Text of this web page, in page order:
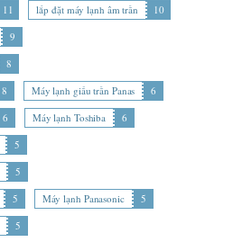
11 lắp đặt máy lạnh âm trần
10
9
8
8 Máy lạnh giấu trần Panas
6
6 Máy lạnh Toshiba
6
5
5
5 Máy lạnh Panasonic
5
5